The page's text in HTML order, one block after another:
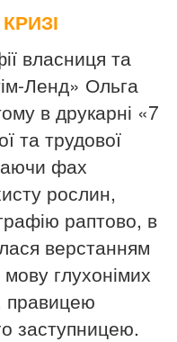
власниця та
-Ленд» Ольга
в друкарні «7
та трудової
фах
рослин,
раптово, в
верстанням
глухонімих
правицею
заступницею.